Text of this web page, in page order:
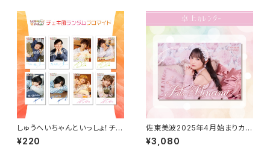
しゅうへいちゃんといっしょ！チェ
キ風ランダムブロマイド（全８
種）
¥220
佐東美波2025年4月始まりカレ
ンダー（卓上タイプ）
¥3,080